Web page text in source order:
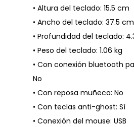
• Altura del teclado: 15.5 cm
• Ancho del teclado: 37.5 cm
• Profundidad del teclado:
• Peso del teclado: 1.06 kg
• Con conexión bluetooth
No
• Con reposa muñeca: No
• Con teclas anti-ghost: Sí
• Conexión del mouse: USB